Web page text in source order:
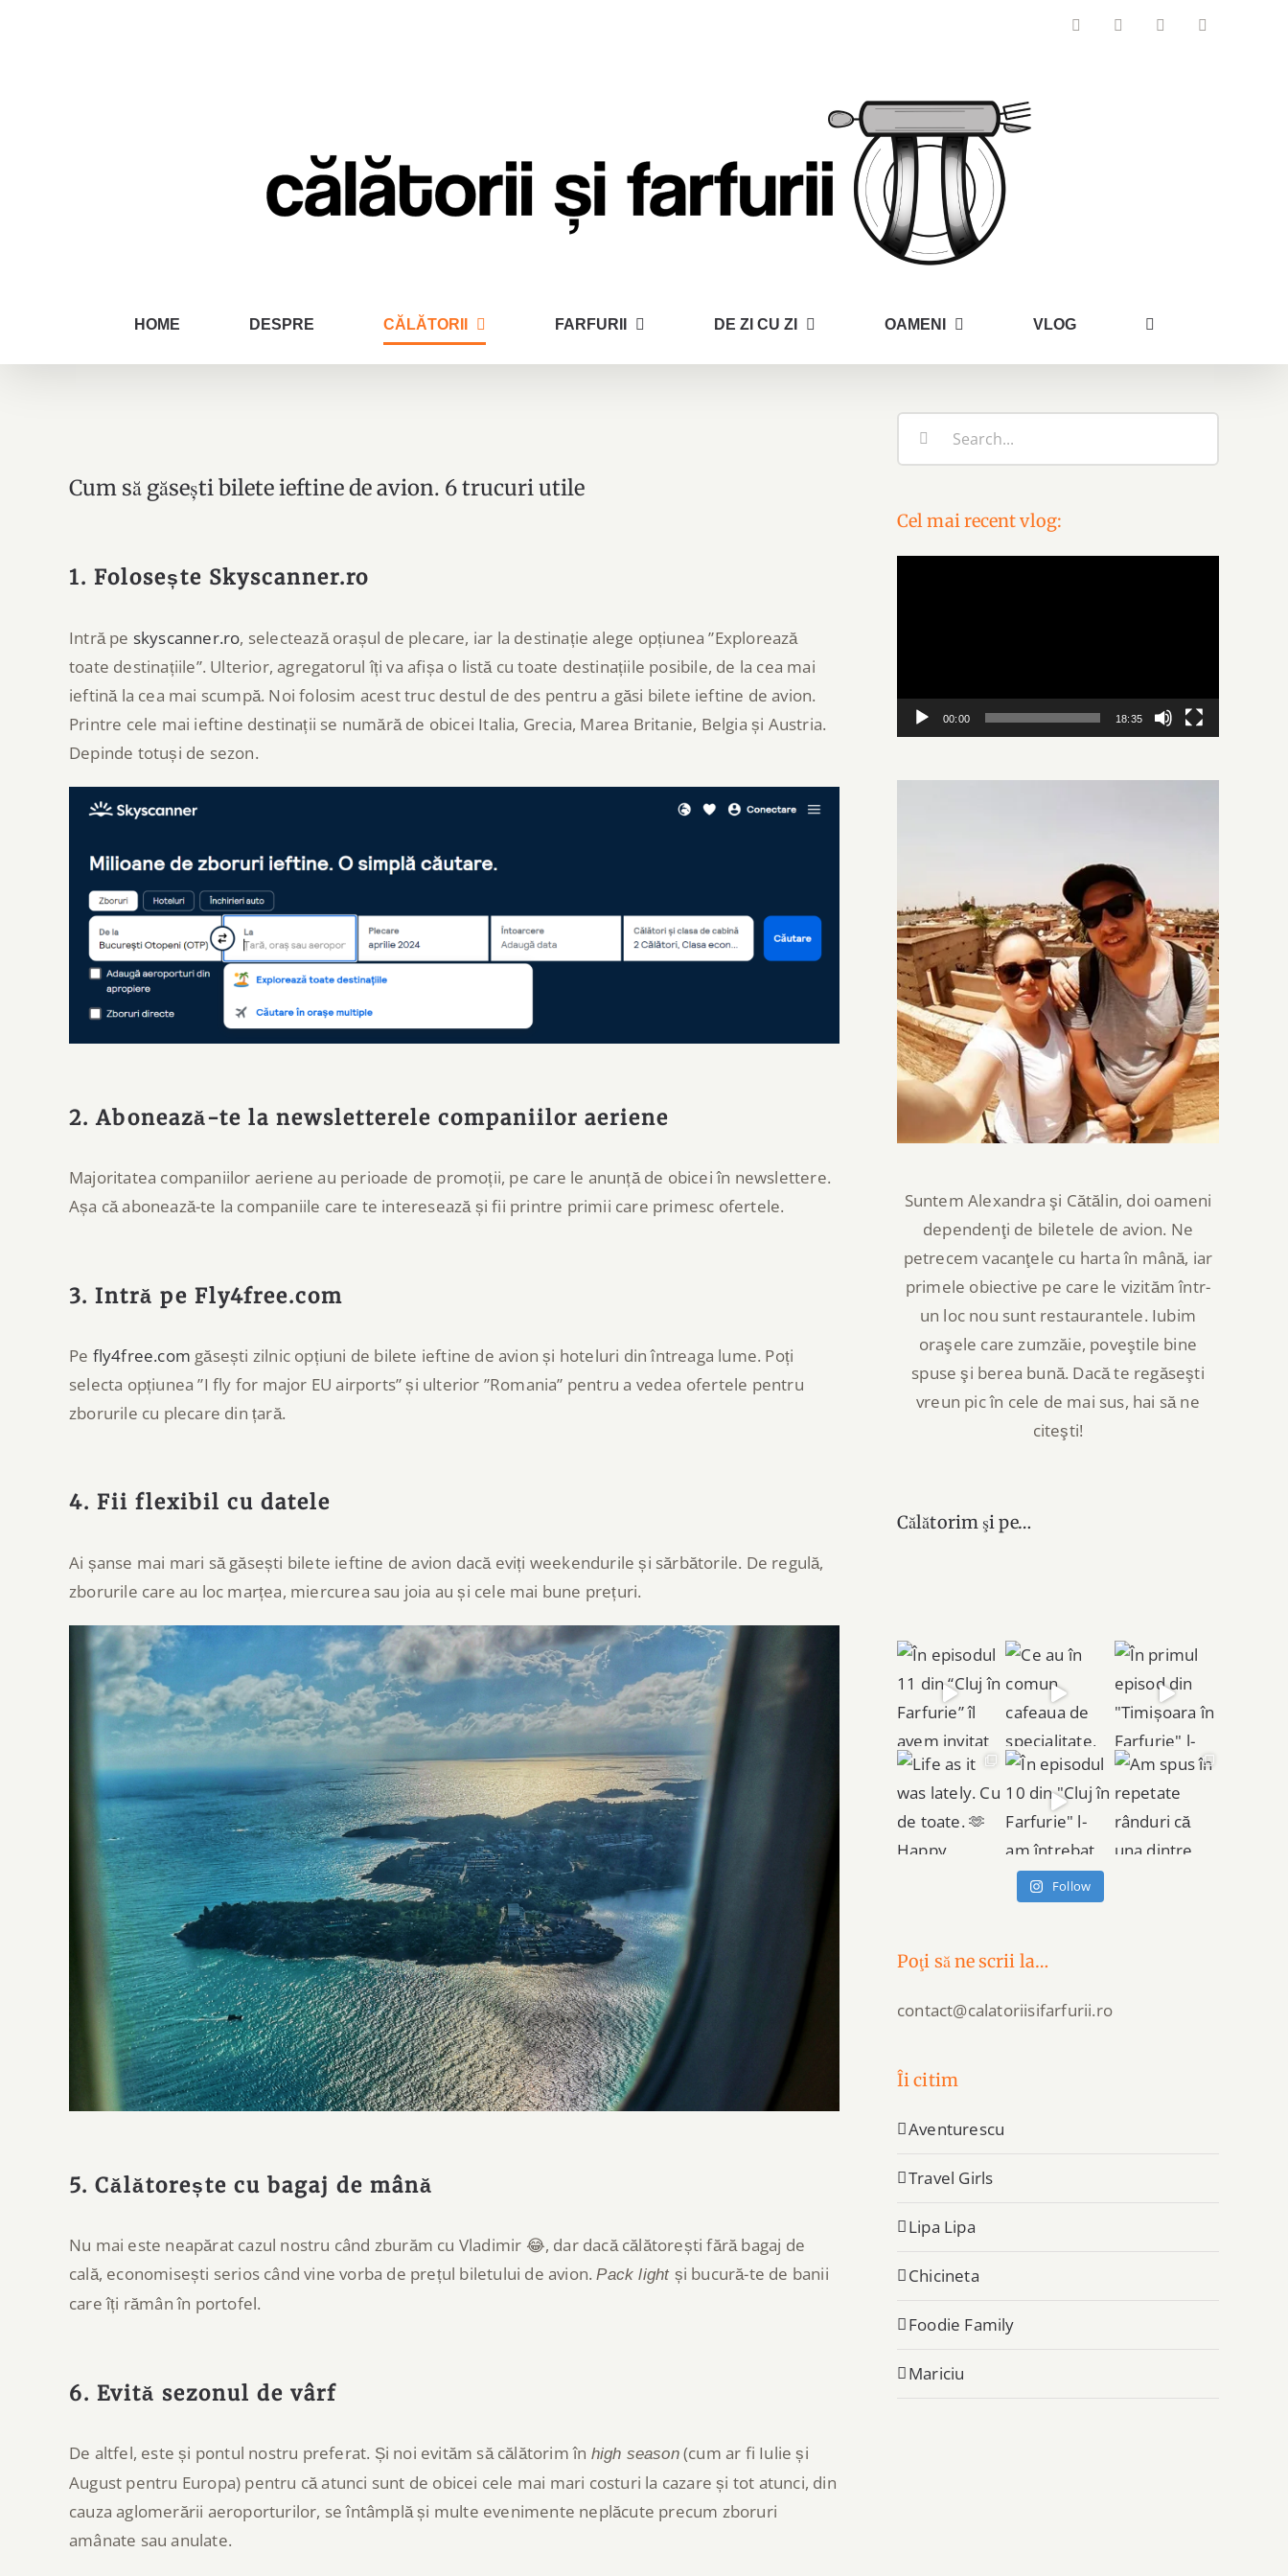
FacebookInstagramYouTubeEmail
HOME DESPRE CĂLĂTORII FARFURII DE ZI CU ZI OAMENI VLOG
Cum să găsești bilete ieftine de avion. 6 trucuri utile
1. Folosește Skyscanner.ro
Intră pe skyscanner.ro, selectează orașul de plecare, iar la destinație alege opțiunea ”Explorează
toate destinațiile”. Ulterior, agregatorul îți va afișa o listă cu toate destinațiile posibile, de la cea mai
ieftină la cea mai scumpă. Noi folosim acest truc destul de des pentru a găsi bilete ieftine de avion.
Printre cele mai ieftine destinații se numără de obicei Italia, Grecia, Marea Britanie, Belgia și Austria.
Depinde totuși de sezon.
2. Abonează-te la newsletterele companiilor aeriene
Majoritatea companiilor aeriene au perioade de promoții, pe care le anunță de obicei în newslettere.
Așa că abonează-te la companiile care te interesează și fii printre primii care primesc ofertele.
3. Intră pe Fly4free.com
Pe fly4free.com găsești zilnic opțiuni de bilete ieftine de avion și hoteluri din întreaga lume. Poți
selecta opțiunea ”I fly for major EU airports” și ulterior ”Romania” pentru a vedea ofertele pentru
zborurile cu plecare din țară.
4. Fii flexibil cu datele
Ai șanse mai mari să găsești bilete ieftine de avion dacă eviți weekendurile și sărbătorile. De regulă,
zborurile care au loc marțea, miercurea sau joia au și cele mai bune prețuri.
5. Călătorește cu bagaj de mână
Nu mai este neapărat cazul nostru când zburăm cu Vladimir 😂, dar dacă călătorești fără bagaj de
cală, economisești serios când vine vorba de prețul biletului de avion.Pack light și bucură-te de banii
care îți rămân în portofel.
6. Evită sezonul de vârf
De altfel, este și pontul nostru preferat. Și noi evităm să călătorim în high season(cum ar fi Iulie și
August pentru Europa) pentru că atunci sunt de obicei cele mai mari costuri la cazare și tot atunci, din
cauza aglomerării aeroporturilor, se întâmplă și multe evenimente neplăcute precum zboruri
amânate sau anulate.
Cel mai recent vlog:
00:00 18:35
Suntem Alexandra şi Cătălin, doi oameni
dependenţi de biletele de avion. Ne
petrecem vacanţele cu harta în mână, iar
primele obiective pe care le vizităm într-
un loc nou sunt restaurantele. Iubim
oraşele care zumzăie, poveştile bine
spuse şi berea bună. Dacă te regăseşti
vreun pic în cele de mai sus, hai să ne
citeşti!
Călătorim şi pe…
Follow
Poţi să ne scrii la…
contact@calatoriisifarfurii.ro
Îi citim
Aventurescu
Travel Girls
Lipa Lipa
Chicineta
Foodie Family
Mariciu